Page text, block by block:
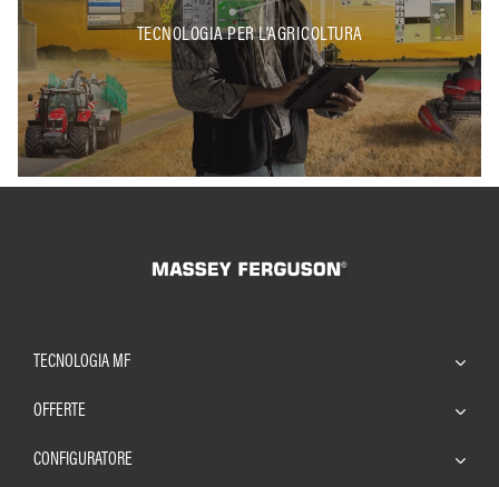
TECNOLOGIA PER L’AGRICOLTURA
TECNOLOGIA MF
OFFERTE
CONFIGURATORE